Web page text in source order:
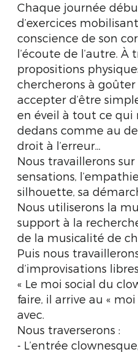
Chaque journée
d’exercices
conscience de son
l’écoute de l’autre. À
propositions
chercherons à goûter
accepter d’être
en éveil à tout ce qui
dedans comme au
droit à l’erreur...
Nous travaillerons sur
sensations,
silhouette, sa
Nous utiliserons la
support à la
de la musicalité de
Puis nous
d’improvisations
« Le moi social du
faire, il arrive au «
avec.
Nous traverserons :
- L’entrée